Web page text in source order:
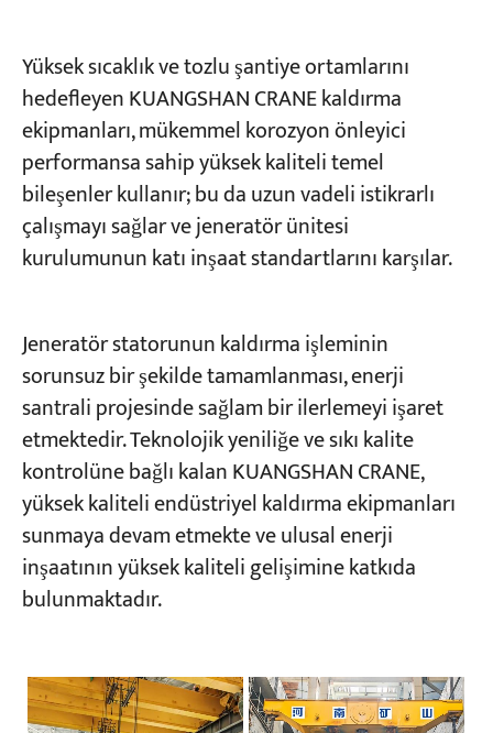
Yüksek sıcaklık ve tozlu şantiye ortamlarını
hedefleyen KUANGSHAN CRANE kaldırma
ekipmanları, mükemmel korozyon önleyici
performansa sahip yüksek kaliteli temel
bileşenler kullanır; bu da uzun vadeli istikrarlı
çalışmayı sağlar ve jeneratör ünitesi
kurulumunun katı inşaat standartlarını karşılar.
Jeneratör statorunun kaldırma işleminin
sorunsuz bir şekilde tamamlanması, enerji
santrali projesinde sağlam bir ilerlemeyi işaret
etmektedir. Teknolojik yeniliğe ve sıkı kalite
kontrolüne bağlı kalan KUANGSHAN CRANE,
yüksek kaliteli endüstriyel kaldırma ekipmanları
sunmaya devam etmekte ve ulusal enerji
inşaatının yüksek kaliteli gelişimine katkıda
bulunmaktadır.